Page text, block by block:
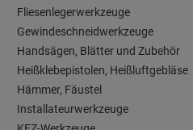
Fliesenlegerwerkzeuge
Gewindeschneidwerkzeuge
Handsägen, Blätter und Zubehör
Heißklebepistolen, Heißluftgebläse
Hämmer, Fäustel
Installateurwerkzeuge